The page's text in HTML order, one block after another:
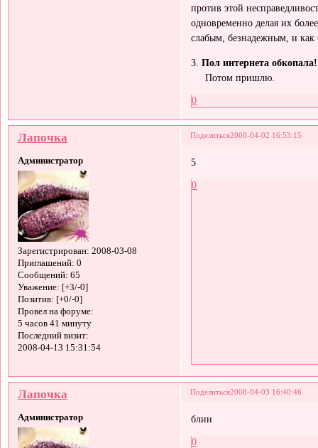
против этой
одновременно делая их
слабым, безнадежным, и
3.Пол интернета
Потом пришлю.
0
Поделиться2008-04-02 16:53:15
Лапочка
Администратор
Зарегистрирован: 2008-03-08
Приглашений: 0
Сообщений: 65
Уважение: [+3/-0]
Позитив: [+0/-0]
Провел на форуме:
5 часов 41 минуту
Последний визит:
2008-04-13 15:31:54
5
0
Поделиться2008-04-03 16:40:46
Лапочка
Администратор блин
0